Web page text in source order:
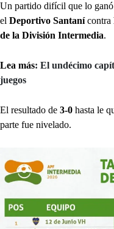
Un partido difícil que lo
el Deportivo Santanícontra
de la División Intermedia.
Lea más: El undécimo
juegos
El resultado de 3-0 hasta le
parte fue nivelado.